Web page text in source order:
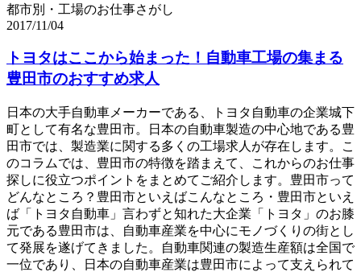
都市別・工場のお仕事さがし
2017/11/04
トヨタはここから始まった！自動車工場の集まる
豊田市のおすすめ求人
日本の大手自動車メーカーである、トヨタ自動車の企業城下
町として有名な豊田市。日本の自動車製造の中心地である豊
田市では、製造業に関する多くの工場求人が存在します。こ
のコラムでは、豊田市の特徴を踏まえて、これからのお仕事
探しに役立つポイントをまとめてご紹介します。豊田市って
どんなところ？豊田市といえばこんなところ・豊田市といえ
ば「トヨタ自動車」言わずと知れた大企業「トヨタ」のお膝
元である豊田市は、自動車産業を中心にモノづくりの街とし
て発展を遂げてきました。自動車関連の製造生産額は全国で
一位であり、日本の自動車産業は豊田市によって支えられて